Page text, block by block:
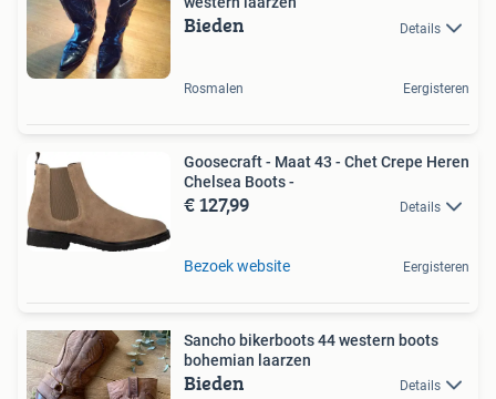
Bieden Details
Rosmalen Eergisteren
Goosecraft - Maat 43 - Chet Crepe Heren
Chelsea Boots -
€ 127,99 Details
Bezoek website Eergisteren
Sancho bikerboots 44 western boots
bohemian laarzen
Bieden Details